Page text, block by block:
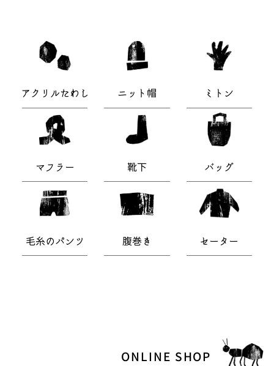
アクリルたわし ニット帽 ミトン
マフラー 靴下 バッグ
毛糸のパンツ 腹巻き セーター
ONLINE SHOP